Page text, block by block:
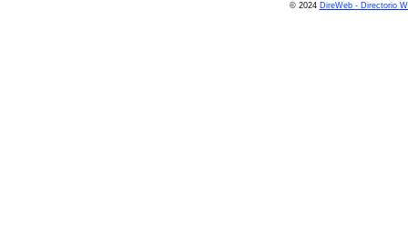
© 2024 DireWeb - Directorio